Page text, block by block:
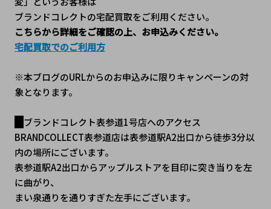
ブランドコレクトの宅配買取をご利用ください。
こちらから詳細をご確認の上、お申込みください。
宅配買取でのご利用方
※本ブログのURLからのお申込みに限りキャンペーンの対
象となります。
ブランドコレクト表参道1号店へのアクセス
BRANDCOLLECT表参道店は表参道駅A2出口から徒歩3分以
内の場所にございます。
表参道駅A2出口からアップルストアを目印に突き当りを左
に曲がり、
まい泉通りを通りすぎた左手にございます。